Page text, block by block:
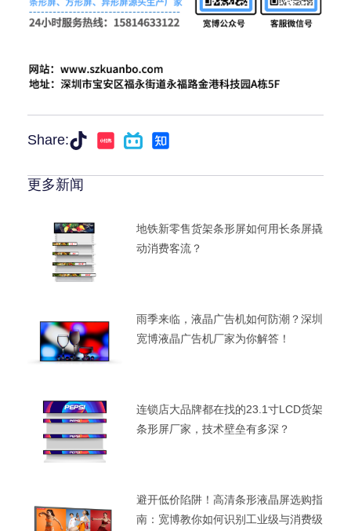
Share:
更多新闻
地铁新零售货架条形屏如何用长条屏撬
动消费客流？
雨季来临，液晶广告机如何防潮？深圳
宽博液晶广告机厂家为你解答！
连锁店大品牌都在找的23.1寸LCD货架
条形屏厂家，技术壁垒有多深？
避开低价陷阱！高清条形液晶屏选购指
南：宽博教你如何识别工业级与消费级